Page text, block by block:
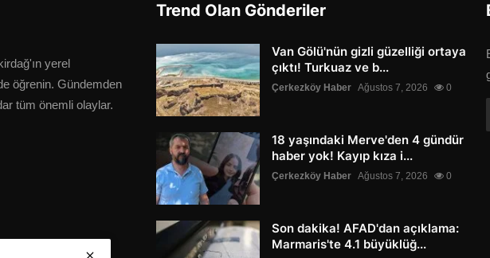
yerel
öğrenin. Gündemden
tüm önemli olaylar.
Trend Olan Gönderiler
Van Gölü'nün gizli güzelliği ortaya
çıktı! Turkuaz ve b...
Çerkezköy Haber Ağustos 7, 2026 0
18 yaşındaki Merve'den 4 gündür
haber yok! Kayıp kıza i...
Çerkezköy Haber Ağustos 7, 2026 0
Son dakika! AFAD'dan açıklama:
Marmaris'te 4.1 büyüklüğ...